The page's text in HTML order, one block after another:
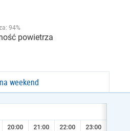
94%
powietrza
weekend